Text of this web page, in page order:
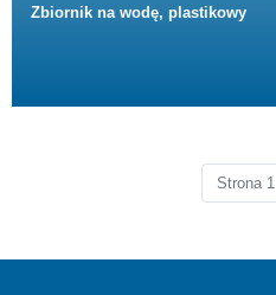
Zbiornik na wodę, plastikowy
Strona 1